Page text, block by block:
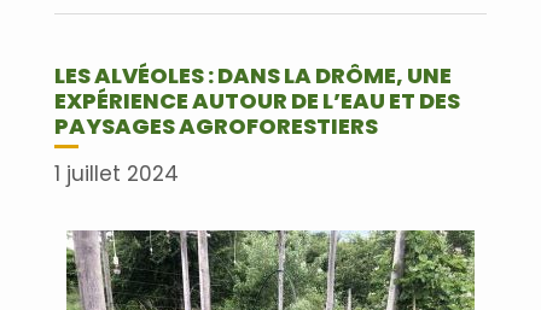
LES ALVÉOLES : DANS LA DRÔME, UNE
EXPÉRIENCE AUTOUR DE L’EAU ET DES
PAYSAGES AGROFORESTIERS
1 juillet 2024